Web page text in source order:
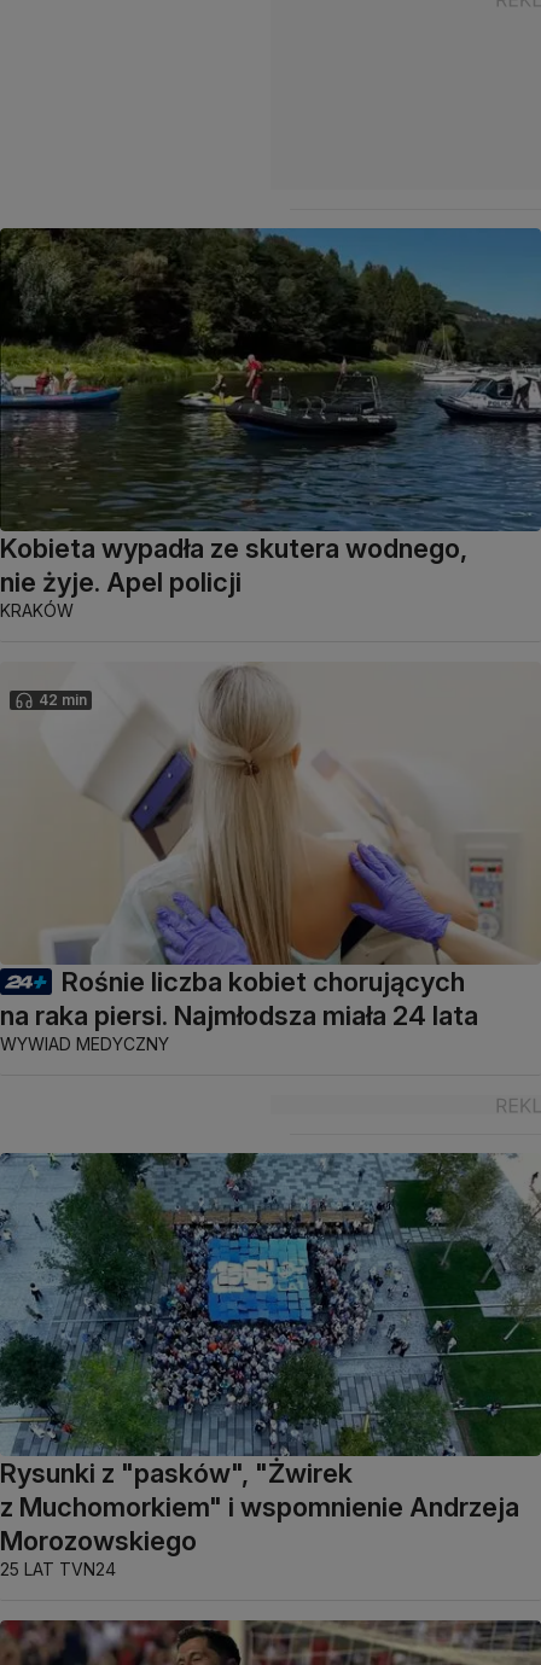
Kobieta wypadła ze skutera wodnego,
nie żyje. Apel policji
KRAKÓW
42 min
Rośnie liczba kobiet chorujących
na raka piersi. Najmłodsza miała 24 lata
WYWIAD MEDYCZNY
Rysunki z "pasków", "Żwirek
z Muchomorkiem" i wspomnienie Andrzeja
Morozowskiego
25 LAT TVN24